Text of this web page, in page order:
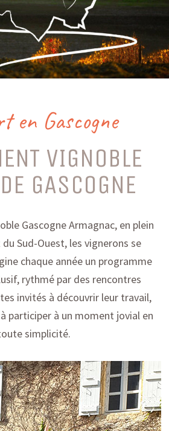
en Gascogne
VIGNOBLE
GASCOGNE
Gascogne Armagnac, en plein
Sud-Ouest, les vignerons se
chaque année un programme
rythmé par des rencontres
invités à découvrir leur travail,
participer à un moment jovial en
simplicité.